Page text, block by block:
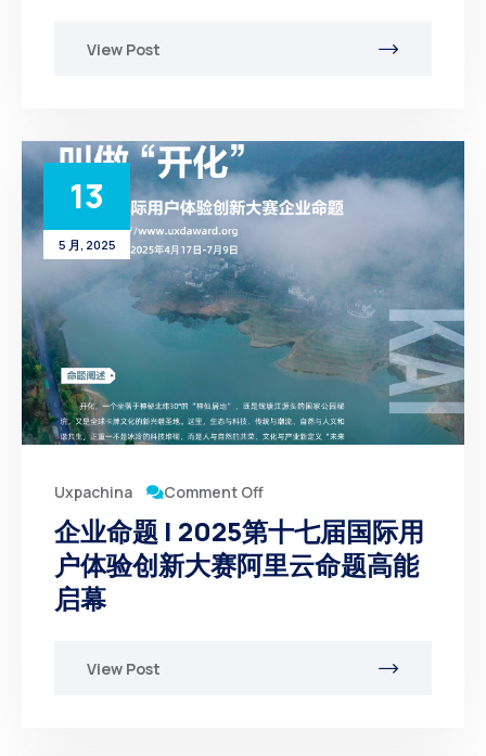
View Post
13
5 月, 2025
Uxpachina Comment Off
企业命题 | 2025第十七届国际用
户体验创新大赛阿里云命题高能
启幕
View Post